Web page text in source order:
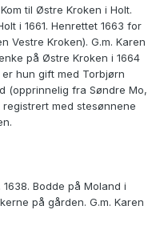
til Østre Kroken i Holt.
i 1661. Henrettet 1663 for
Vestre Kroken). G.m. Karen
på Østre Kroken i 1664
er hun gift med Torbjørn
(opprinnelig fra Søndre Mo,
med stesønnene
Bodde på Moland i
på gården. G.m. Karen